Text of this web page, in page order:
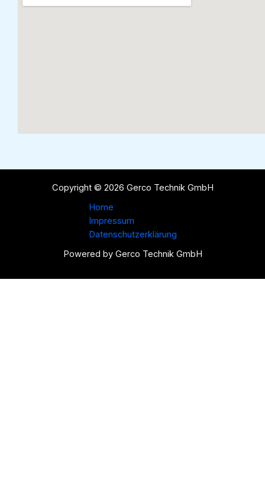
Copyright © 2026 Gerco Technik GmbH
Home
Impressum
Datenschutzerklärung
Powered by Gerco Technik GmbH